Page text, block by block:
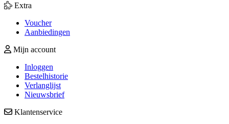
Extra
Voucher
Aanbiedingen
Mijn account
Inloggen
Bestelhistorie
Verlanglijst
Nieuwsbrief
Klantenservice